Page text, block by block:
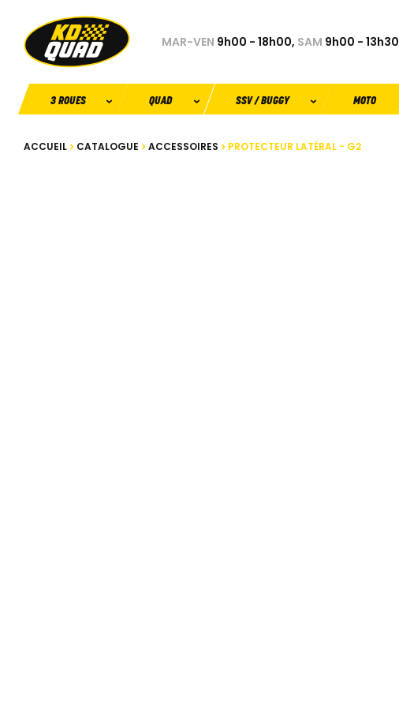
MAR-VEN 9h00 - 18h00, SAM 9h00 - 13h30
3 ROUES QUAD SSV / BUGGY MOTO
ACCUEIL CATALOGUE ACCESSOIRES PROTECTEUR LATÉRAL - G2